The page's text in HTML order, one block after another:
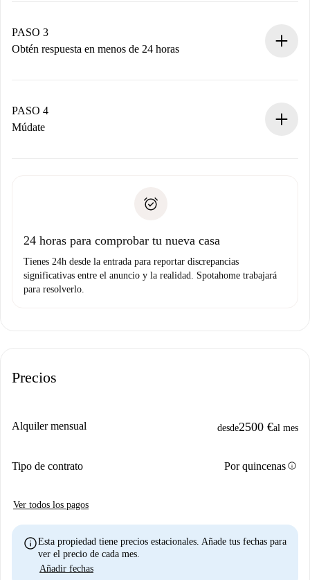
propietario acepte.
PASO 3
Obtén respuesta en menos de 24 horas
contacto con el propietario.
Si es rechazada: No te haremos ningún cargo y te
Prueba de solvencia
PASO 4
Múdate
no nos comunicas ningún problema.
24 horas para comprobar tu nueva casa
Tienes 24h desde la entrada para reportar discrepancias
significativas entre el anuncio y la realidad. Spotahome trabajará
para resolverlo.
Precios
Alquiler mensual desde2500 €al mes
Tipo de contrato Por quincenasinfo
Ver todos los pagos
infoEsta propiedad tiene precios estacionales. Añade tus fechas para
ver el precio de cada mes.
Añadir fechas